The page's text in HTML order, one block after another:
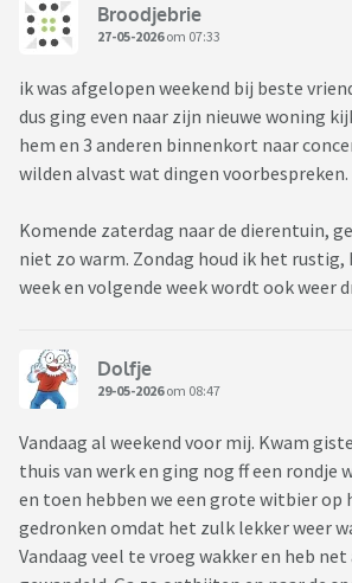
Broodjebrie
27-05-2026om 07:33
ik was afgelopen weekend bij beste
dus ging even naar zijn nieuwe woning
hem en 3 anderen binnenkort naar
wilden alvast wat dingen voorbespreken.
Komende zaterdag naar de dierentuin,
niet zo warm. Zondag houd ik het rustig,
week en volgende week wordt ook weer
Dolfje
29-05-2026om 08:47
Vandaag al weekend voor mij. Kwam
thuis van werk en ging nog ff een rondje
en toen hebben we een grote witbier op
gedronken omdat het zulk lekker weer
Vandaag veel te vroeg wakker en heb